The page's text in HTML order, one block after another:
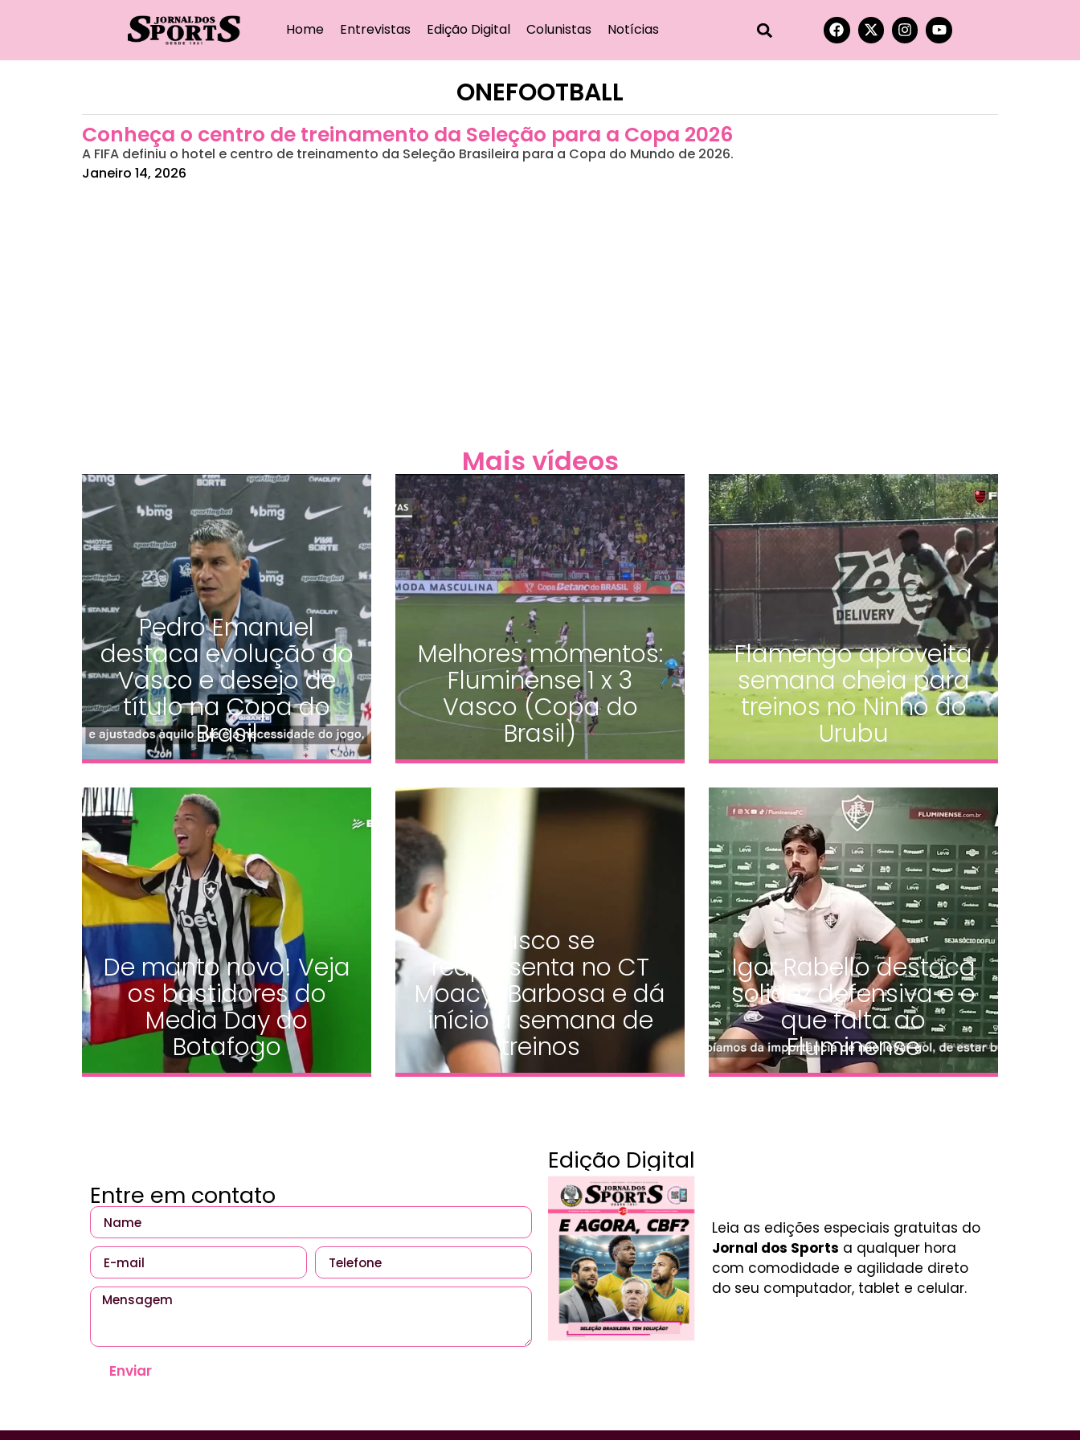
Home Entrevistas Edição Digital Colunistas Notícias
ONEFOOTBALL
Conheça o centro de treinamento da Seleção para a Copa 2026
A FIFA definiu o hotel e centro de treinamento da Seleção Brasileira para a Copa do Mundo de 2026.
Janeiro 14, 2026
Mais vídeos
Pedro Emanuel
destaca evolução do
Vasco e desejo de
título na Copa do
Brasil
Melhores momentos:
Fluminense 1 x 3
Vasco (Copa do
Brasil)
Flamengo aproveita
semana cheia para
treinos no Ninho do
Urubu
De manto novo! Veja
os bastidores do
Media Day do
Botafogo
Vasco se
reapresenta no CT
Moacyr Barbosa e dá
início à semana de
treinos
Igor Rabello destaca
solidez defensiva e o
que falta ao
Fluminense
Entre em contato
Enviar
Edição Digital
Leia as edições especiais gratuitas do
Jornal dos Sports a qualquer hora
com comodidade e agilidade direto
do seu computador, tablet e celular.